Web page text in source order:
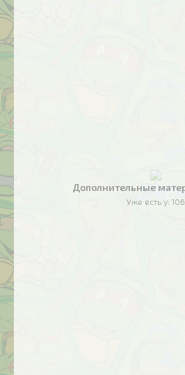
Дополнительные
Уже есть у: 106